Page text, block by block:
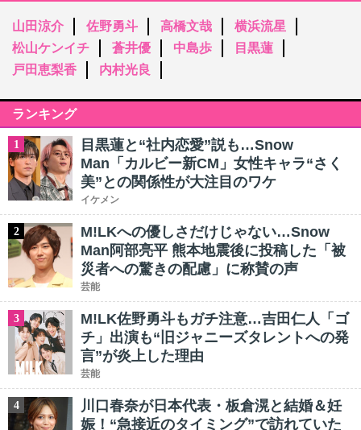
山田涼介 佐野勇斗 高橋文哉
横浜流星
松山ケンイチ
蒼井優 中島歩
目黒蓮
戸田恵梨香
内村光良
ランキング
1
目黒蓮と“社内恋愛”説も…Snow
Man「カルビー新CM」女性キャラ“さく
美”との関係性が大注目のワケ
イケメン
2
M!LKへの優しさだけじゃない…Snow
Man阿部亮平 熊本地震後に投稿した「被
災者への驚きの配慮」に称賛の声
芸能
3
M!LK佐野勇斗もガチ注意…吉田仁人「ゴ
チ」出演も“旧ジャニーズタレントへの発
言”が炎上した理由
芸能
4
川口春奈が日本代表・板倉滉と結婚＆妊
娠！“急接近のタイミング”で訪れていた